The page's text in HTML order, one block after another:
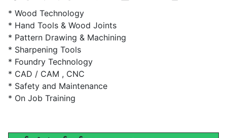
* Wood Technology
* Hand Tools & Wood Joints
* Pattern Drawing & Machining
* Sharpening Tools
* Foundry Technology
* CAD / CAM , CNC
* Safety and Maintenance
* On Job Training